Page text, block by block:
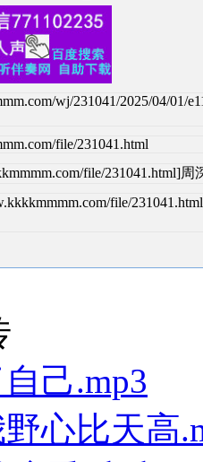
wj/231041/2025/04/01/
file/231041.html
file/231041.html]
file/
己.mp3
心比天高